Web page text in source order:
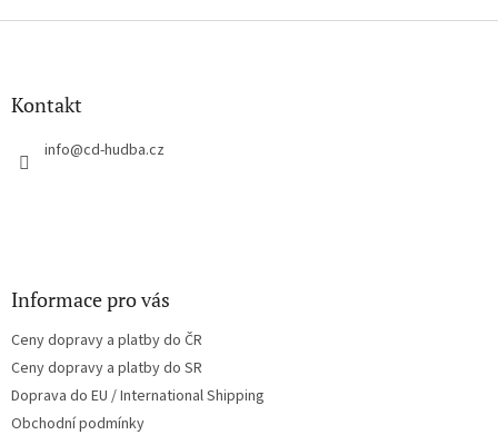
Z
Kontakt
info@cd-hudba.cz
Informace pro vás
Ceny dopravy a platby do ČR
Ceny dopravy a platby do SR
Doprava do EU / International Shipping
Obchodní podmínky